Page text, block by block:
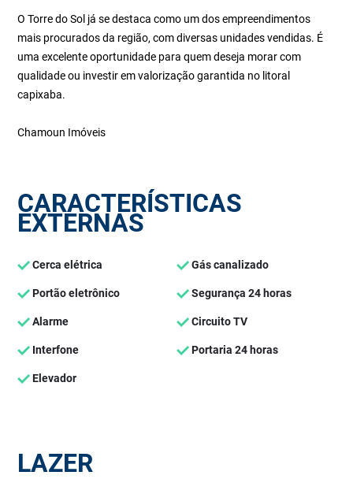
O Torre do Sol já se destaca como um dos empreendimentos
mais procurados da região, com diversas unidades vendidas. É
uma excelente oportunidade para quem deseja morar com
qualidade ou investir em valorização garantida no litoral
capixaba.
Chamoun Imóveis
CARACTERÍSTICAS
EXTERNAS
Cerca elétrica Gás canalizado
Portão eletrônico Segurança 24 horas
Alarme Circuito TV
Interfone Portaria 24 horas
Elevador
LAZER